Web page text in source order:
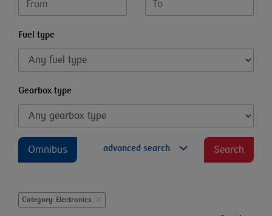
Fuel type
Gearbox type
Omnibus advanced search Search
Category: Electronics